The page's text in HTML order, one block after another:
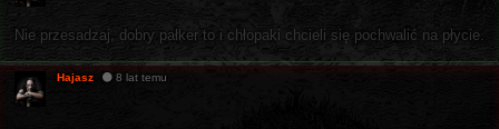
Nie przesadzaj, dobry pałker to i chłopaki chcieli się pochwalić na płycie.
Hajasz 8 lat temu